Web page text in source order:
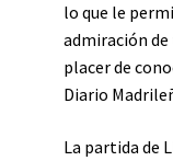
lo que le
admiración
placer de
Diario
La partida de